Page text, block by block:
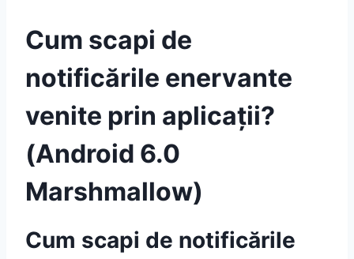
Cum scapi de
notificările enervante
venite prin aplicații?
(Android 6.0
Marshmallow)
Cum scapi de notificările